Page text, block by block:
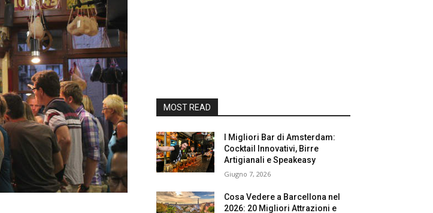
MOST READ
I Migliori Bar di Amsterdam:
Cocktail Innovativi, Birre
Artigianali e Speakeasy
Giugno 7, 2026
Cosa Vedere a Barcellona nel
2026: 20 Migliori Attrazioni e